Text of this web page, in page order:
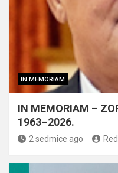
IN MEMORIAM
IN MEMORIAM –
1963–2026.
2 sedmice ago